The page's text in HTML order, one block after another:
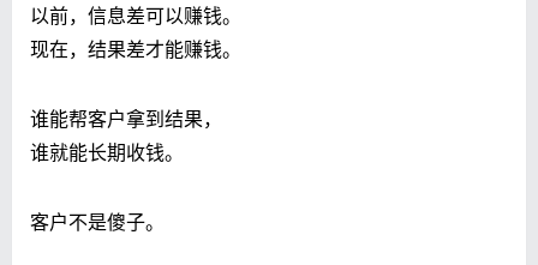
以前，信息差可以赚钱。
现在，结果差才能赚钱。
谁能帮客户拿到结果，
谁就能长期收钱。
客户不是傻子。